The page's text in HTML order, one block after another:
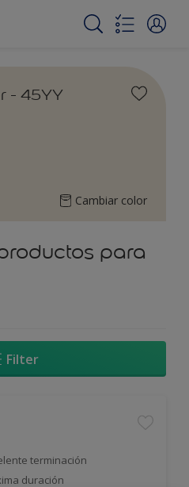
- 45YY
Cambiar color
para
Filter
terminación
duración